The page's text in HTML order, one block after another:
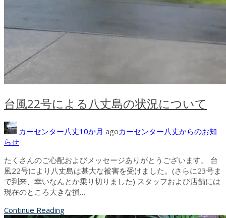
台風22号による八丈島の状況について
カーセンター八丈10か月 agoカーセンター八丈からのお知
らせ
たくさんのご心配およびメッセージありがとうございます。 台
風22号により八丈島は甚大な被害を受けました。(さらに23号ま
で到来、幸いなんとか乗り切りました) スタッフおよび店舗には
現在のところ大きな損…
Continue Reading